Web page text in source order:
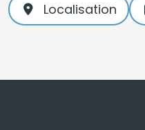
Localisation